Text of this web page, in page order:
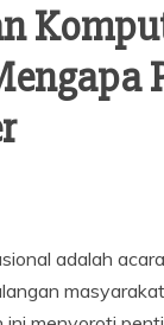
adalah